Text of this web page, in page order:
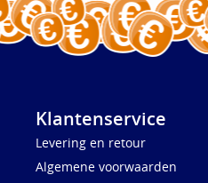
Klantenservice
Levering en retour
Algemene voorwaarden